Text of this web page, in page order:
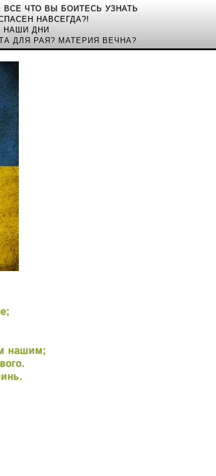
ВСЕ ЧТО ВЫ БОИТЕСЬ УЗНАТЬ
НАВСЕГДА?!
НАШИ ДНИ
ДЛЯ РАЯ? МАТЕРИЯ ВЕЧНА?
нашим;